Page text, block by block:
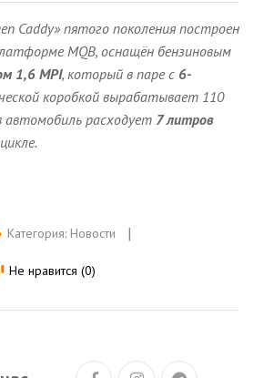
Caddy» пятого поколения построен
MQB, оснащён бензиновым
1,6 MPI, который в паре с 6-
коробкой вырабатывает 110
автомобиль расходует 7 литров
Категория: Новости
Не нравится (0)